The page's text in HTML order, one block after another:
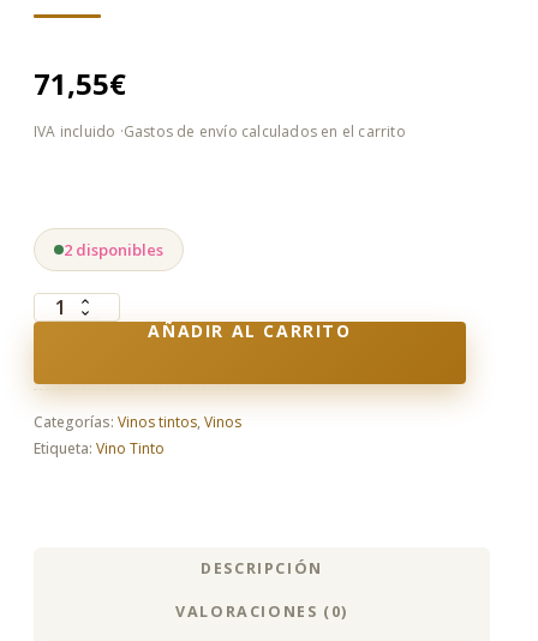
71,55€
2 disponibles
María
cantidad
AÑADIR AL CARRITO
Categorías: Vinos tintos,Vinos
Etiqueta: Vino Tinto
DESCRIPCIÓN
VALORACIONES (0)